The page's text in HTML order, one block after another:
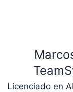
Licenciado en